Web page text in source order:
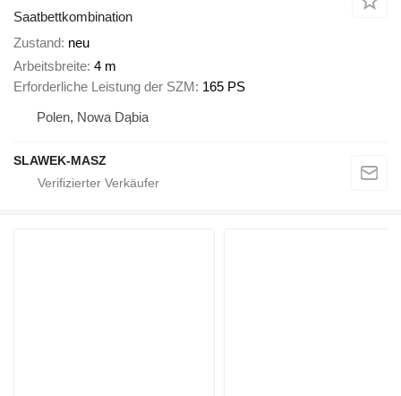
Saatbettkombination
Zustand neu
Arbeitsbreite 4 m
Erforderliche Leistung der SZM 165 PS
Polen, Nowa Dąbia
SLAWEK-MASZ